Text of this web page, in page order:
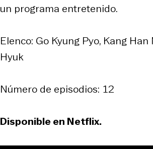
un programa entretenido.
Elenco: Go Kyung Pyo, Kang Han
Hyuk
Número de episodios: 12
Disponible en Netflix.